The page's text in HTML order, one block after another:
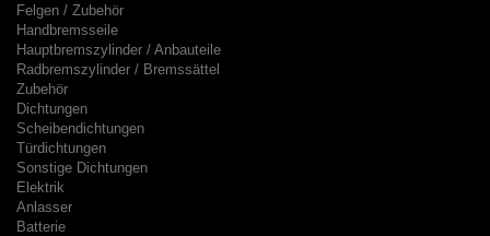
Felgen / Zubehör
Handbremsseile
Hauptbremszylinder / Anbauteile
Radbremszylinder / Bremssättel
Zubehör
Dichtungen
Scheibendichtungen
Türdichtungen
Sonstige Dichtungen
Elektrik
Anlasser
Batterie